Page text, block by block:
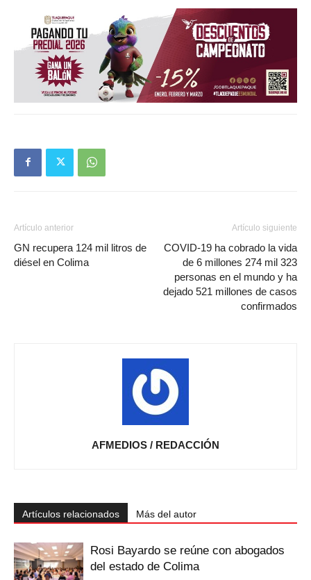
Artículo anterior
GN recupera 124 mil litros de
diésel en Colima
Artículo siguiente
COVID-19 ha cobrado la vida
de 6 millones 274 mil 323
personas en el mundo y ha
dejado 521 millones de casos
confirmados
AFMEDIOS / REDACCIÓN
Artículos relacionados Más del autor
Rosi Bayardo se reúne con abogados
del estado de Colima